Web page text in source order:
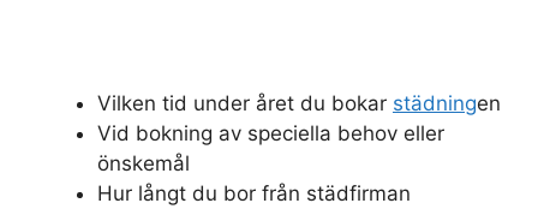
Vilken tid under året du bokar städningen
Vid bokning av speciella behov eller
önskemål
Hur långt du bor från städfirman